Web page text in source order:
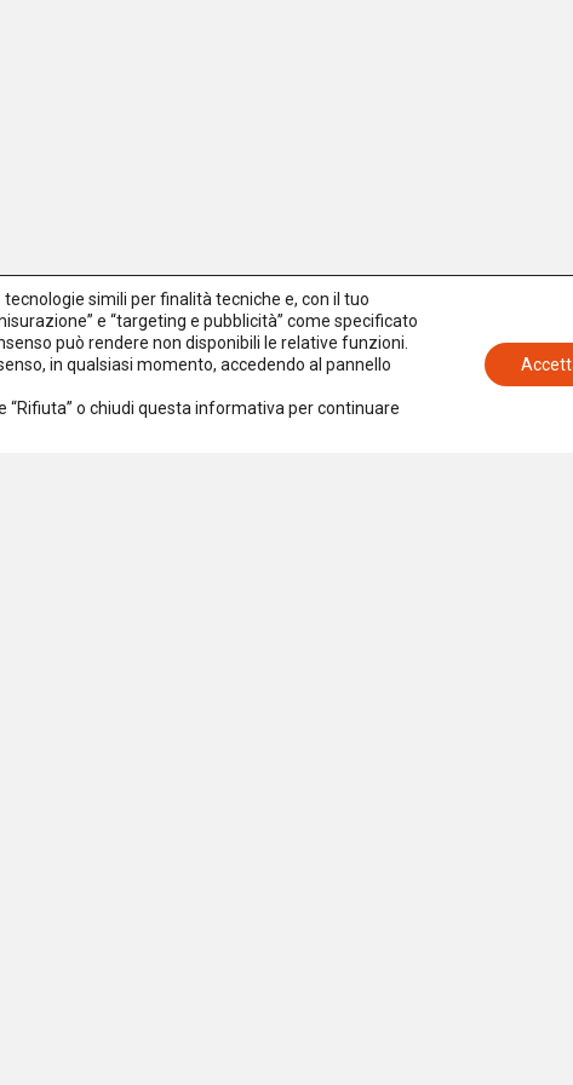
simili per finalità tecniche e, con il tuo
e “targeting e pubblicità” come specificato
può rendere non disponibili le relative funzioni.
in qualsiasi momento, accedendo al pannello
“Rifiuta” o chiudi questa informativa per continuare